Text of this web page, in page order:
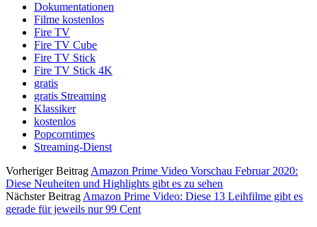
Dokumentationen
Filme kostenlos
Fire TV
Fire TV Cube
Fire TV Stick
Fire TV Stick 4K
gratis
gratis Streaming
Klassiker
kostenlos
Popcorntimes
Streaming-Dienst
Vorheriger BeitragAmazon Prime Video Vorschau Februar 2020:
Diese Neuheiten und Highlights gibt es zu sehen
Nächster BeitragAmazon Prime Video: Diese 13 Leihfilme gibt es
gerade für jeweils nur 99 Cent